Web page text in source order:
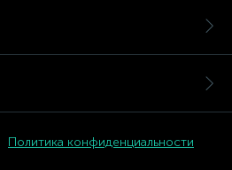
Политика конфиденциальности